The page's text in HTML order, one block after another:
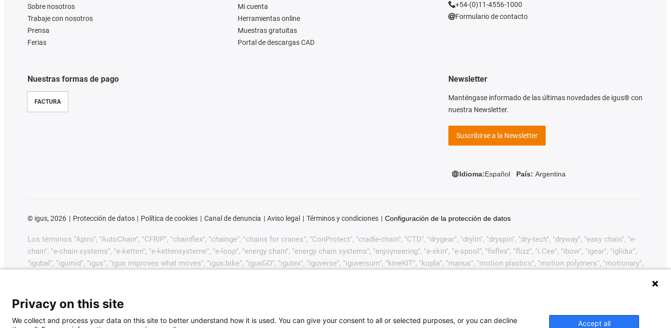
Sobre nosotros
Trabaje con nosotros
Prensa
Ferias
Nuestras formas de pago
FACTURA
Mi cuenta
Herramientas online
Muestras gratuitas
Portal de descargas CAD
+54-(0)11-4556-1000
Formulario de contacto
Newsletter
Manténgase informado de las últimas novedades de igus® con
nuestra Newsletter.
Suscribirse a la Newsletter
Idioma:Español País: Argentina
© igus, 2026 Protección de datos Política de cookies Canal de denuncia Aviso legal Términos y condiciones Configuración de la protección de datos
Los términos "Apiro", "AutoChain", "CFRIP", "chainflex", "chainge", "chains for cranes", "ConProtect", "cradle-chain", "CTD", "drygear", "drylin", "dryspin", "dry-tech", "dryway", "easy chain", "e-
chain", "e-chain systems", "e-ketten", "e-kettensysteme", "e-loop", "energy chain", "energy chain systems", "enjoyneering", "e-skin", "e-spool", "fixflex", "flizz", "i.Cee", "ibow", "igear", "iglidur",
"igubal", "igumid", "igus", "igus improves what moves", "igus:bike", "igusGO", "igutex", "iguverse", "iguversum", "kineKIT", "kopla", "manus", "motion plastics", "motion polymers", "motionary",
GmbH/Colonia en la República Federal de Alemania y posiblemente en algunos países extranjeros. Esta es una lista no exhaustiva de marcas comerciales (como solicitudes de marcas
comerciales pendientes o marcas comerciales registradas) de igus GmbH o de empresas afiliadas a igus en Alemania, la Unión Europea, EE.UU. y/u otros países o jurisdicciones.
Privacy on this site
We collect and process your data on this site to better understand how it is used. You can give your consent to all or selected purposes, or you can decline
Accept all